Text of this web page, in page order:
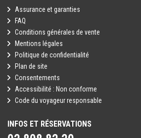
Assurance et garanties
FAQ
Conditions générales de vente
Mentions légales
Politique de confidentialité
Plan de site
Consentements
Accessibilité : Non conforme
Code du voyageur responsable
INFOS ET RÉSERVATIONS